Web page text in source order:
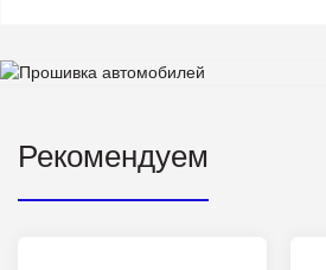
Рекомендуем